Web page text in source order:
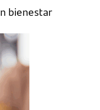
bienestar